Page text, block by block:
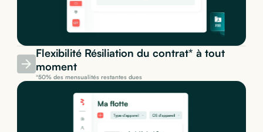
Flexibilité Résiliation du contrat* à tout
moment
*50% des mensualités restantes dues